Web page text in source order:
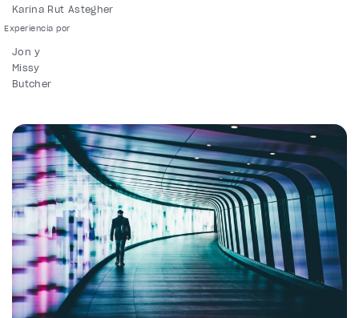
Karina Rut Astegher
Jon y
Missy
Butcher